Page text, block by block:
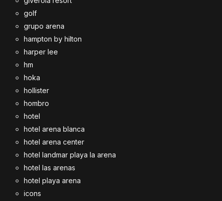
golf
grupo arena
hampton by hilton
harper lee
hm
hoka
hollister
hombro
hotel
hotel arena blanca
hotel arena center
hotel landmar playa la arena
hotel las arenas
hotel playa arena
icons